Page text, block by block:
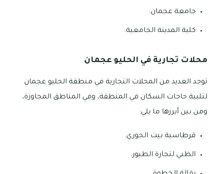
جامعة عجمان.
كلية المدينة الجامعية.
محلات تجارية في الحليو عجمان
توجد العديد من المحلات التجارية في منطقة الحليو عجمان
لتلبية حاجات السكان في المنطقة، وفي المناطق المجاورة،
ومن بين أبرزها ما يلي:
قرطاسية بيت الجوري.
الظبي لتجارة الطيور.